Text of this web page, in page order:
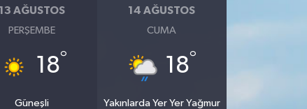
13 AĞUSTOS
PERŞEMBE
18°
Güneşli
14 AĞUSTOS
CUMA
18°
Yakınlarda Yer Yer Yağmur